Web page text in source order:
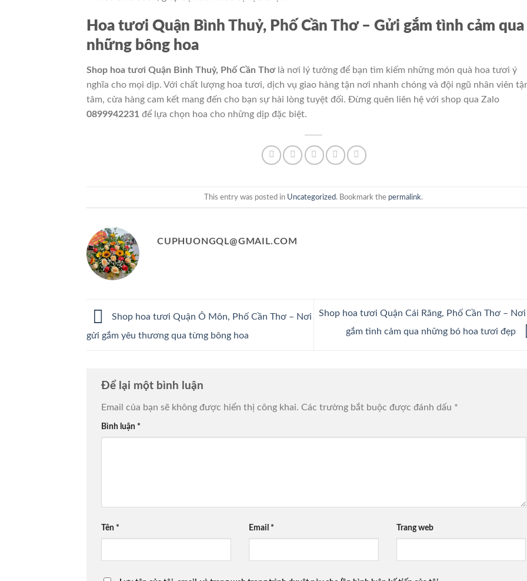
Hoa tươi Quận Bình Thuỷ, Phố Cần Thơ – Gửi gắm tình cảm qua
những bông hoa
Shop hoa tươi Quận Bình Thuỷ, Phố Cần Thơlà nơi lý tưởng để bạn tìm kiếm những món quà hoa tươi ý
nghĩa cho mọi dịp. Với chất lượng hoa tươi, dịch vụ giao hàng tận nơi nhanh chóng và đội ngũ nhân viên
tâm, cửa hàng cam kết mang đến cho bạn sự hài lòng tuyệt đối. Đừng quên liên hệ với shop qua Zalo
0899942231 để lựa chọn hoa cho những dịp đặc biệt.
This entry was posted in Uncategorized. Bookmark the permalink.
CUPHUONGQL@GMAIL.COM
Shop hoa tươi Quận Ô Môn, Phố Cần Thơ – Nơi
gửi gắm yêu thương qua từng bông hoa
Shop hoa tươi Quận Cái Răng, Phố Cần Thơ –
gắm tình cảm qua những bó hoa tươi đẹp
Để lại một bình luận
Email của bạn sẽ không được hiển thị công khai. Các trường bắt buộc được đánh dấu *
Bình luận *
Tên * Email * Trang web